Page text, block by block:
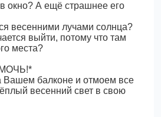
окно? А ещё страшнее его
весенними лучами солнца?
выйти, потому что там
места?
Вашем балконе и отмоем все
весенний свет в свою